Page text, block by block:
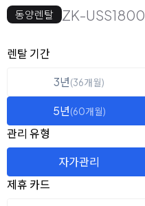
동양렌탈 ZK-USS1800
옵션 선택
렌탈 선택
렌탈 기간
3년(36개월)
5년(60개월)
관리 유형
자가관리
제휴 카드